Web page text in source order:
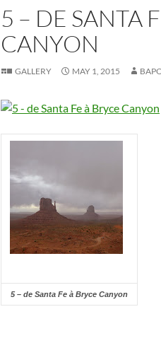
5 – DE SANTA
CANYON
GALLERY MAY 1, 2015
5 – de Santa Fe à Bryce Canyon